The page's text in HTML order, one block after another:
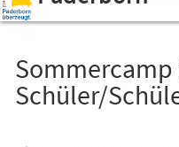
Schüler/